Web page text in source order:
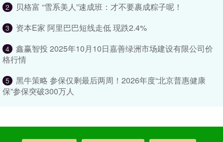
2 贝格富 “雪系美人”速成班：才不要裹成粽子呢！
3 资本E家 阿里巴巴短线走低 现跌2.4%
4
鑫赢智投 2025年10月10日嘉善绿洲市场建设有限公司价
格行情
5
黑牛策略 参保仅剩最后两周！2026年度“北京普惠健康
保”参保突破300万人